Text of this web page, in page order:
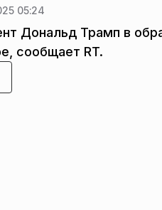
05:24
Дональд Трамп в
сообщает RT.